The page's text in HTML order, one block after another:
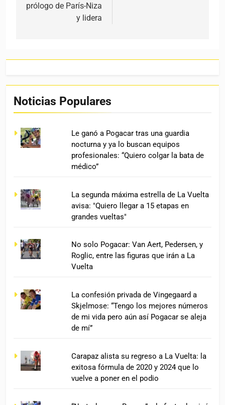
prólogo de París-Niza
y lidera
Noticias Populares
Le ganó a Pogacar tras una guardia
nocturna y ya lo buscan equipos
profesionales: “Quiero colgar la bata de
médico”
La segunda máxima estrella de La Vuelta
avisa: "Quiero llegar a 15 etapas en
grandes vueltas"
No solo Pogacar: Van Aert, Pedersen, y
Roglic, entre las figuras que irán a La
Vuelta
La confesión privada de Vingegaard a
Skjelmose: “Tengo los mejores números
de mi vida pero aún así Pogacar se aleja
de mí”
Carapaz alista su regreso a La Vuelta: la
exitosa fórmula de 2020 y 2024 que lo
vuelve a poner en el podio